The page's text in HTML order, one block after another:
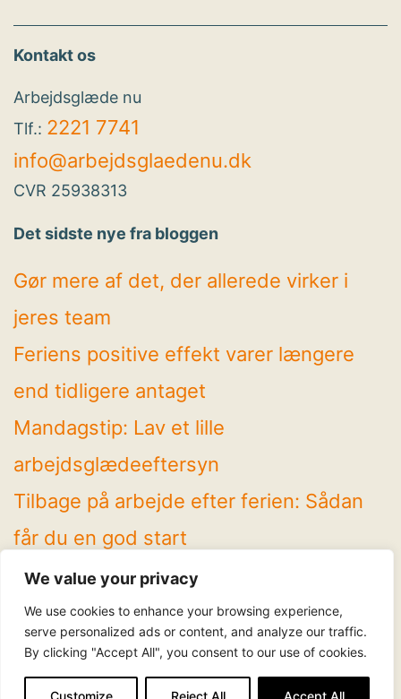
We value your privacy
We use cookies to enhance your browsing experience,
serve personalized ads or content, and analyze our traffic.
By clicking "Accept All", you consent to our use of cookies.
Customize Reject All Accept All
Kontakt os
Arbejdsglæde nu
Tlf.: 2221 7741
info@arbejdsglaedenu.dk
CVR 25938313
Det sidste nye fra bloggen
Gør mere af det, der allerede virker i
jeres team
Feriens positive effekt varer længere
end tidligere antaget
Mandagstip: Lav et lille
arbejdsglædeeftersyn
Tilbage på arbejde efter ferien: Sådan
får du en god start
4 spændende temaer på Arbejdsglæde
Live! 2026
Følg os